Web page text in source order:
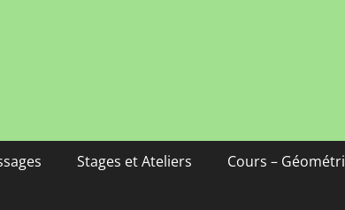
Stages et Ateliers Cours –